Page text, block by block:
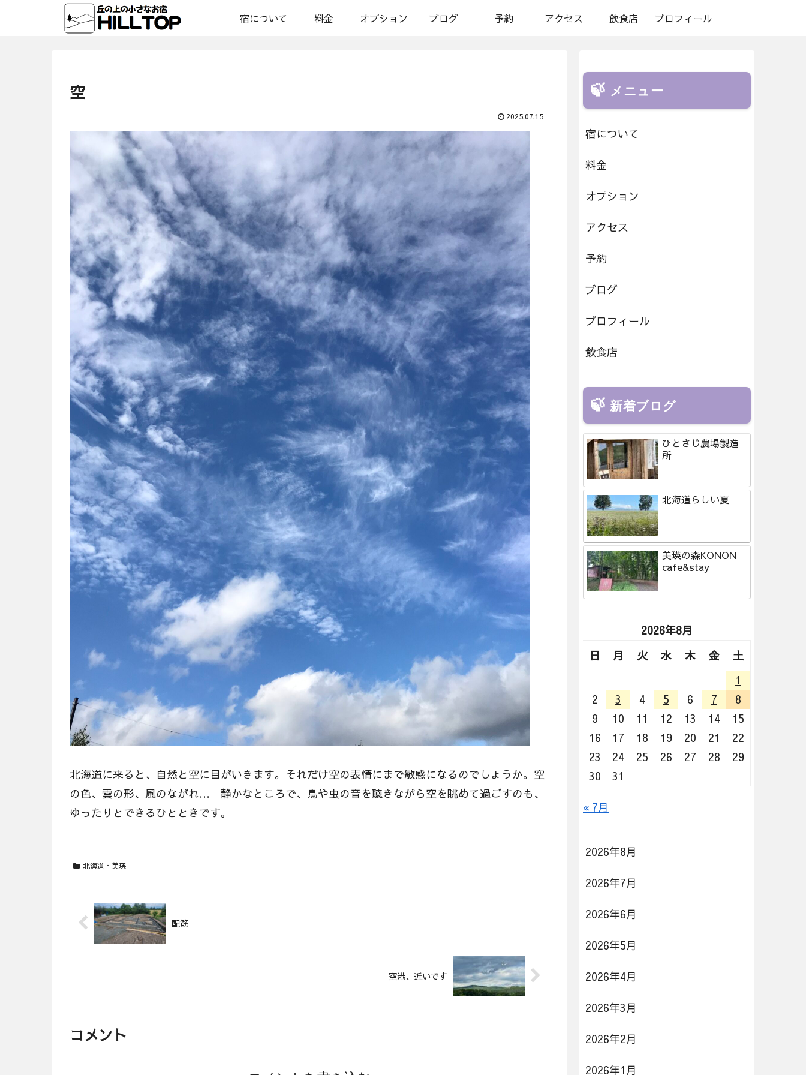
宿について 料金 オプション ブログ 予約 アクセス 飲食店 プロフィール
空
2025.07.15
北海道に来ると、自然と空に目がいきます。それだけ空の表情にまで敏感になるのでしょうか。空
の色、雲の形、風のながれ… 静かなところで、鳥や虫の音を聴きながら空を眺めて過ごすのも、
ゆったりとできるひとときです。
北海道・美瑛
配筋
空港、近いです
コメント
メニュー
宿について
料金
オプション
アクセス
予約
ブログ
プロフィール
飲食店
新着ブログ
ひとさじ農場製造
所
北海道らしい夏
美瑛の森KONON
cafe&stay
2026年8月
日
月 火 水 木 金
土
1
2
3 4 5 6 7
8
9
10 11 12 13 14
15
16
17 18 19 20 21
22
23
24 25 26 27 28
29
30
31
« 7月
2026年8月
2026年7月
2026年6月
2026年5月
2026年4月
2026年3月
2026年2月
2026年1月